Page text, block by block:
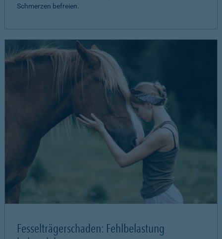
Schmerzen befreien.
Fesselträgerschaden: Fehlbelastung